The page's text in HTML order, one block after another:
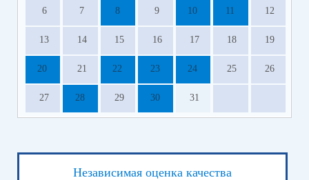
6 7 8 9 10 11 12
13 14 15 16 17 18 19
20 21 22 23 24 25 26
27 28 29 30 31
Независимая оценка качества